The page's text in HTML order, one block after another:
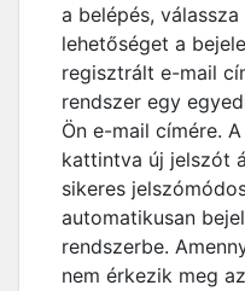
a belépés,
lehetőséget a
regisztrált e-mail
rendszer egy
Ön e-mail címére.
kattintva új jelszót
sikeres
automatikusan
rendszerbe.
nem érkezik meg